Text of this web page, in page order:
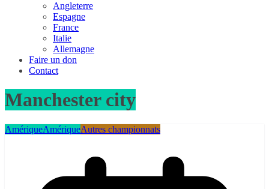
Angleterre
Espagne
France
Italie
Allemagne
Faire un don
Contact
Manchester city
AmériqueAmériqueAutres championnats